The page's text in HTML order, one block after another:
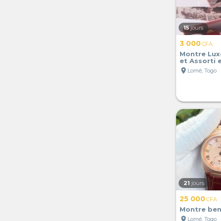
15 jours
3 000CFA
Montre
et Assorti
location_on Lomé, Togo
21 jours
25 000CFA
Montre
location_on Lomé, Togo